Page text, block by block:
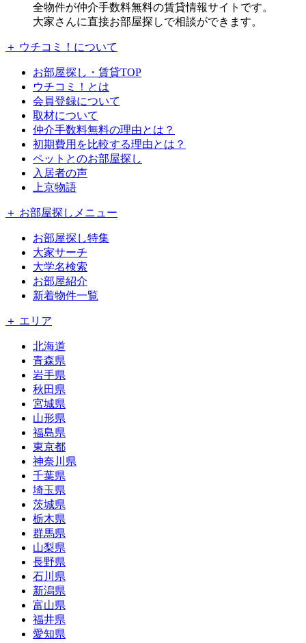
全物件が仲介手数料無料の賃貸情報サイトです。
大家さんに直接お部屋探しで相談ができます。
＋ ウチコミ！について
お部屋探し・賃貸TOP
ウチコミ！とは
会員登録について
取材について
仲介手数料無料の理由とは？
初期費用を比較する理由とは？
ペットとのお部屋探し
入居者の声
上京物語
＋ お部屋探しメニュー
お部屋探し特集
大家サーチ
大学名検索
お部屋紹介
新着物件一覧
＋ エリア
北海道
青森県
岩手県
秋田県
宮城県
山形県
福島県
東京都
神奈川県
千葉県
埼玉県
茨城県
栃木県
群馬県
山梨県
長野県
石川県
新潟県
富山県
福井県
愛知県